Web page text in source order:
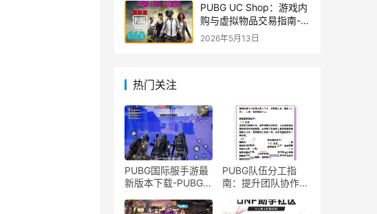
PUBG UC Shop：游戏内
购与虚拟物品交易指南-
PUBG UC Shop如何购买
2026年5月13日
热门关注
PUBG国际服手游最
新版本下载-PUBG国
评测
PUBG队伍分工指
南：提升团队协作的
策略与角色分配技巧